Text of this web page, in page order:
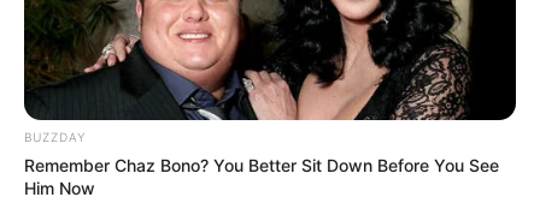
BUZZDAY
Remember Chaz Bono? You Better Sit Down Before You See
Him Now